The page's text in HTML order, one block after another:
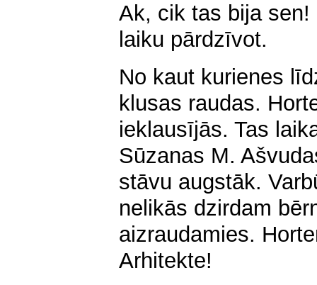
Ak, cik tas bija
laiku pārdzīvot.
No kaut kurienes
klusas raudas.
ieklausījās. Tas
Sūzanas M.
stāvu augstāk.
nelikās dzirdam
aizraudamies.
Arhitekte!